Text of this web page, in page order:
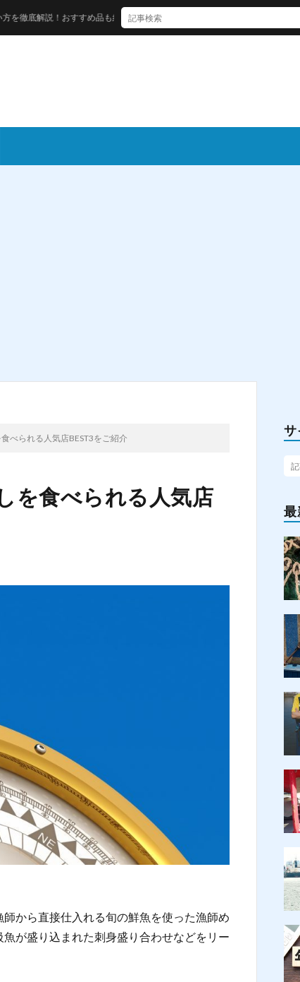
底解説！おすすめ品も紹介
べられる人気店BEST3をご紹介
を食べられる人気店
から直接仕入れる旬の鮮魚を使った漁師め
が盛り込まれた刺身盛り合わせなどをリー
サ
最